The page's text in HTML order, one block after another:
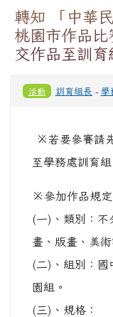
轉知 「中華
桃園市作品
交作品至訓育
活動 訓育組長 - 學
※若要參賽請
至學務處訓育組
※參加作品規定
(一)、類別：不
畫、版畫、美
(二)、組別：
園組。
(三)、規格：